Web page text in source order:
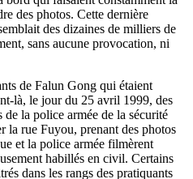
des photos. Cette dernière
des dizaines de milliers de
sans aucune provocation, ni
de Falun Gong qui étaient
là, le jour du 25 avril 1999, des
de la police armée de la sécurité
la rue Fuyou, prenant des photos
et la police armée filmèrent
habillés en civil. Certains
dans les rangs des pratiquants